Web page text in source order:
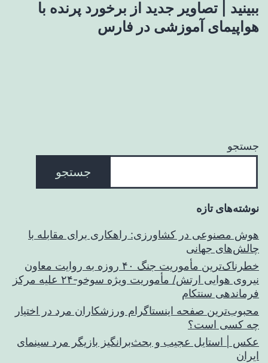
ببینید | تصاویر جدید از برخورد پرنده با
هواپیمای آموزشی در فارس
جستجو
جستجو
نوشته‌های تازه
هوش مصنوعی در کشاورزی: راهکاری برای مقابله با
چالش‌های جهانی
خطرناک‌ترین مأموریت جنگ ۴۰ روزه به روایت معاون
نیروی هوایی ارتش/ مأموریت ویژه سوخو-۲۴ علیه مرکز
فرماندهی سنتکام
محبوب‌ترین صفحه اینستاگرام ورزشکاران مرد در اختیار
چه کسی است؟
عکس | استایل عجیب و بحث‌برانگیز بازیگر مرد سینمای
ایران